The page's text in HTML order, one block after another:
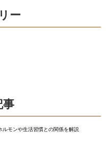
ー
事
ルモンや生活習慣との関係を解説